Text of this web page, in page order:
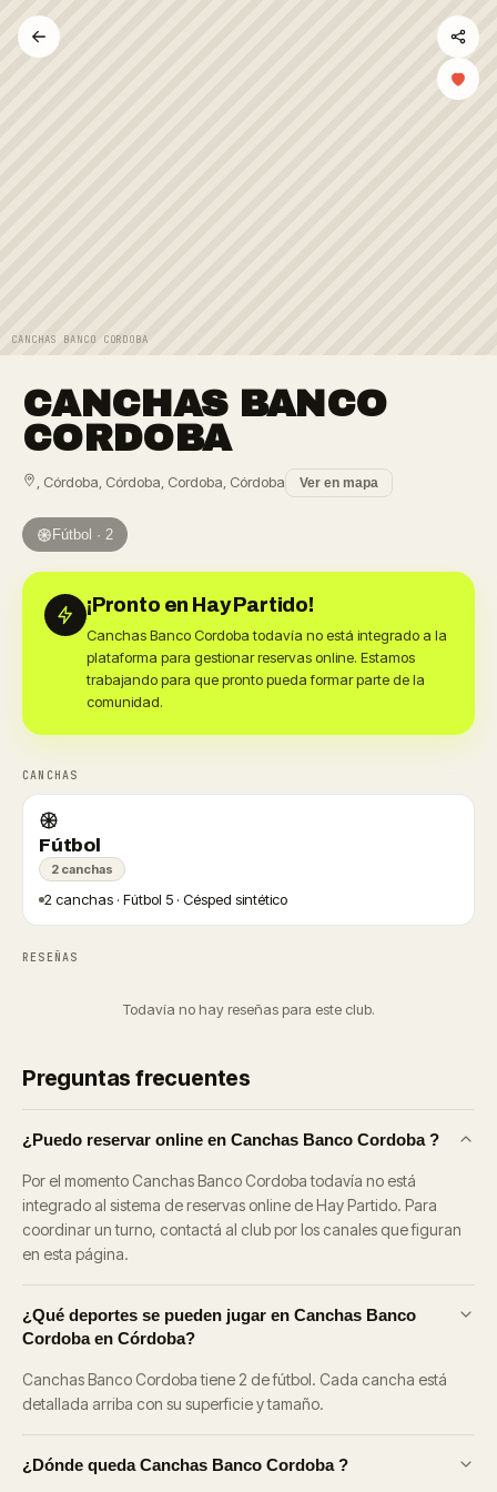
CANCHAS BANCO CORDOBA
CANCHAS BANCO
CORDOBA
, Córdoba, Córdoba, Cordoba, Córdoba Ver en mapa
Fútbol · 2
¡Pronto en Hay Partido!
Canchas Banco Cordoba todavía no está integrado a la
plataforma para gestionar reservas online. Estamos
trabajando para que pronto pueda formar parte de la
comunidad.
CANCHAS
Fútbol
2 canchas
2 canchas · Fútbol 5 · Césped sintético
RESEÑAS
Todavía no hay reseñas para este club.
Preguntas frecuentes
¿Puedo reservar online en Canchas Banco Cordoba ?
Por el momento Canchas Banco Cordoba todavía no está
integrado al sistema de reservas online de Hay Partido. Para
coordinar un turno, contactá al club por los canales que figuran
en esta página.
¿Qué deportes se pueden jugar en Canchas Banco
Cordoba en Córdoba?
Canchas Banco Cordoba tiene 2 de fútbol. Cada cancha está
detallada arriba con su superficie y tamaño.
¿Dónde queda Canchas Banco Cordoba ?